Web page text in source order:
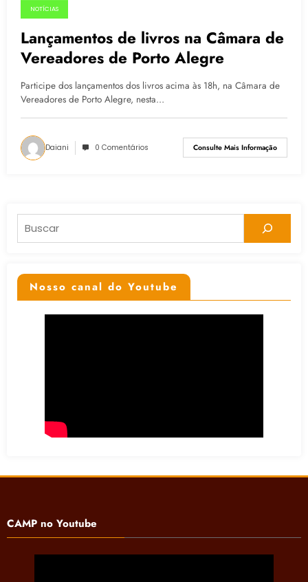
06.07.2015
NOTÍCIAS
Lançamentos de livros na Câmara de
Vereadores de Porto Alegre
Participe dos lançamentos dos livros acima às 18h, na Câmara de
Vereadores de Porto Alegre, nesta…
Daiani 0 Comentários Consulte Mais Informação
Pesquisar
Nosso canal do Youtube
CAMP no Youtube